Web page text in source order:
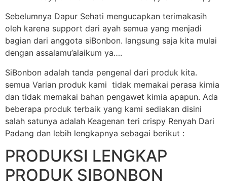
Sebelumnya Dapur Sehati mengucapkan terimakasih
oleh karena support dari ayah semua yang menjadi
bagian dari anggota siBonbon. langsung saja kita mulai
dengan assalamu’alaikum ya….
SiBonbon adalah tanda pengenal dari produk kita.
semua Varian produk kami tidak memakai perasa kimia
dan tidak memakai bahan pengawet kimia apapun. Ada
beberapa produk terbaik yang kami sediakan disini
salah satunya adalah Keagenan teri crispy Renyah Dari
Padang dan lebih lengkapnya sebagai berikut :
PRODUKSI LENGKAP
PRODUK SIBONBON